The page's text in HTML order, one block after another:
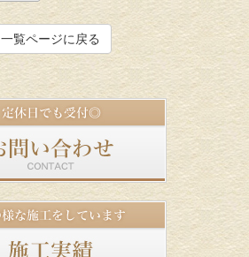
一覧ページに戻る